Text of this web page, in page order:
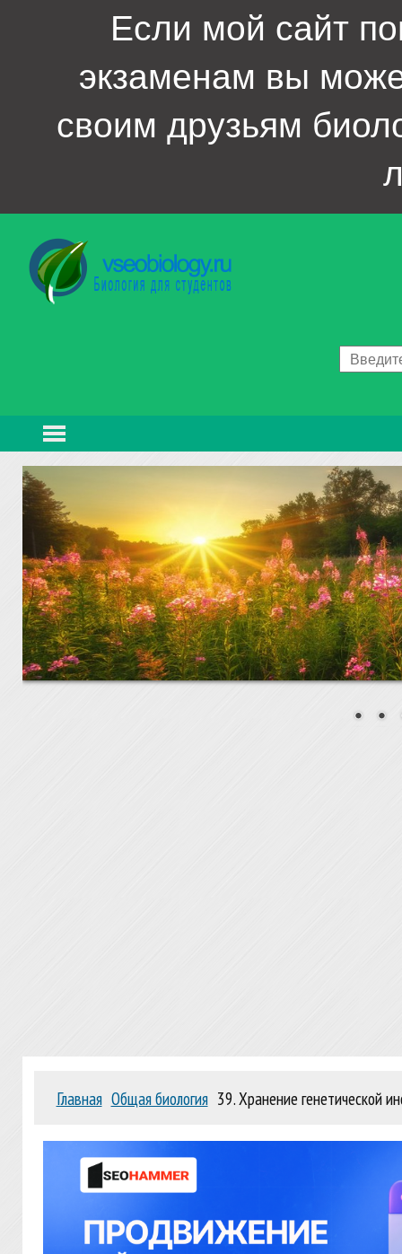
Если мой сайт
экзаменам вы
своим друзьям
Главная Общая биология 39. Хранение генетической